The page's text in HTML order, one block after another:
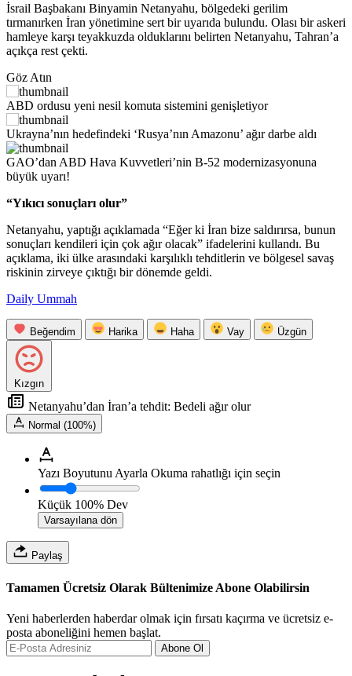
İsrail Başbakanı Binyamin Netanyahu, bölgedeki gerilim
tırmanırken İran yönetimine sert bir uyarıda bulundu. Olası bir askeri
hamleye karşı teyakkuzda olduklarını belirten Netanyahu, Tahran’a
açıkça rest çekti.
Göz Atın
ABD ordusu yeni nesil komuta sistemini genişletiyor
Ukrayna’nın hedefindeki ‘Rusya’nın Amazonu’ ağır darbe aldı
GAO’dan ABD Hava Kuvvetleri’nin B-52 modernizasyonuna
büyük uyarı!
“Yıkıcı sonuçları olur”
Netanyahu, yaptığı açıklamada “Eğer ki İran bize saldırırsa, bunun
sonuçları kendileri için çok ağır olacak” ifadelerini kullandı. Bu
açıklama, iki ülke arasındaki karşılıklı tehditlerin ve bölgesel savaş
riskinin zirveye çıktığı bir dönemde geldi.
Daily Ummah
Beğendim Harika Haha Vay Üzgün
Kızgın
Netanyahu’dan İran’a tehdit: Bedeli ağır olur
Normal (100%)
Yazı Boyutunu Ayarla Okuma rahatlığı için seçin
Küçük 100% Dev
Varsayılana dön
Paylaş
Tamamen Ücretsiz Olarak Bültenimize Abone Olabilirsin
Yeni haberlerden haberdar olmak için fırsatı kaçırma ve ücretsiz e-
posta aboneliğini hemen başlat.
Abone Ol